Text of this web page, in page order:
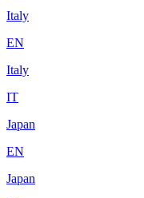
Italy
EN
Italy
IT
Japan
EN
Japan